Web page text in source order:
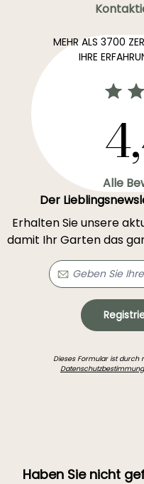
MEHR ALS 3700
IHRE
Alle
Der
Erhalten Sie unsere
damit Ihr Garten das
Dieses Formular ist durch
Haben Sie nicht